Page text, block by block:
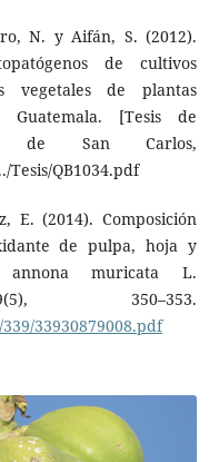
N. y Aifán, S. (2012).
de cultivos
vegetales de plantas
Guatemala. [Tesis de
de San Carlos,
QB1034.pdf
E. (2014). Composición
de pulpa, hoja y
annona muricata L.
350–353.
33930879008.pdf